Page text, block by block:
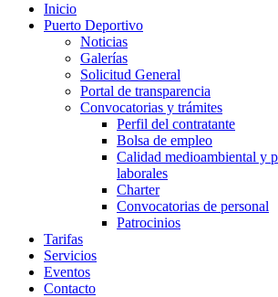
Inicio
Puerto Deportivo
Noticias
Galerías
Solicitud General
Portal de transparencia
Convocatorias y trámites
Perfil del contratante
Bolsa de empleo
Calidad medioambiental y
laborales
Charter
Convocatorias de personal
Patrocinios
Tarifas
Servicios
Eventos
Contacto